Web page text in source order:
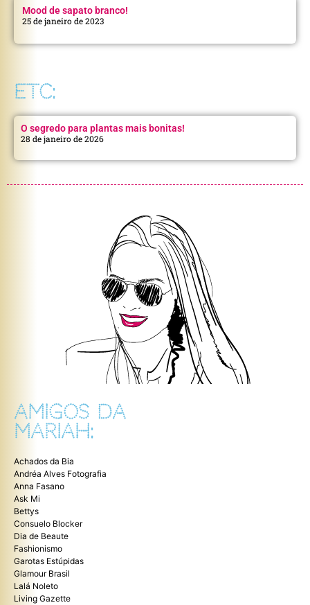
Mood de sapato branco!
25 de janeiro de 2023
ETC:
O segredo para plantas mais bonitas!
28 de janeiro de 2026
AMIGOS DA
MARIAH:
Achados da Bia
Andréa Alves Fotografia
Anna Fasano
Ask Mi
Bettys
Consuelo Blocker
Dia de Beaute
Fashionismo
Garotas Estúpidas
Glamour Brasil
Lalá Noleto
Living Gazette